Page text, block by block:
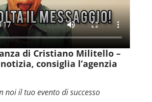
di Cristiano Militello –
consiglia l’agenzia
noi il tuo evento di successo